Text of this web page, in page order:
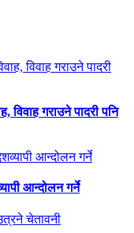
विवाह गराउने पादरी पनि
आन्दोलन गर्ने